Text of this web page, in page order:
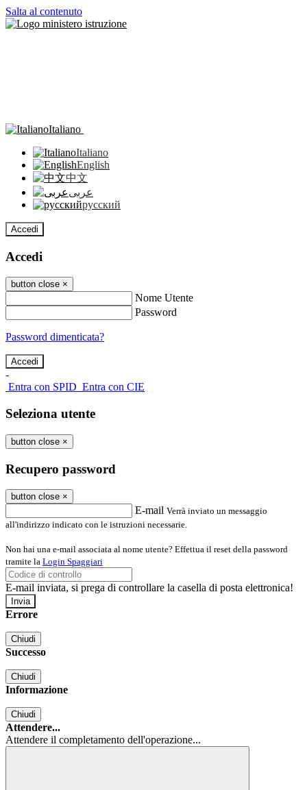
Salta al contenuto
Italiano
Italiano
English
中文
عربى
русский
Accedi
Accedi
button close ×
Nome Utente
Password
Password dimenticata?
-
Entra con SPID Entra con CIE
Seleziona utente
button close ×
Recupero password
button close ×
E-mail Verrà inviato un messaggio
all'indirizzo indicato con le istruzioni necessarie.
Non hai una e-mail associata al nome utente? Effettua il reset della password
tramite la Login Spaggiari
E-mail inviata, si prega di controllare la casella di posta elettronica!
Errore
Chiudi
Successo
Chiudi
Informazione
Chiudi
Attendere...
Attendere il completamento dell'operazione...